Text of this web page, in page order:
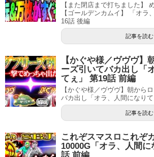
【また閉店まで打ちました】
【ゴールデンカムイ】 「オラ
16話 後編
記事を読む
【かぐや様／ヴヴヴ】
ーズ引いてバカ出し「
てぇ」 第19話 前編
【かぐや様／ヴヴヴ】朝から
バカ出し「オラ、人間になり
記事を読む
これぞスマスロこれぞ
10000G「オラ、人間